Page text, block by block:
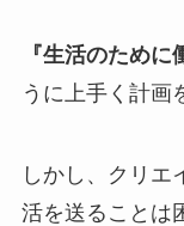
『生活のために
うに上手く計画
しかし、クリエ
活を送ることは